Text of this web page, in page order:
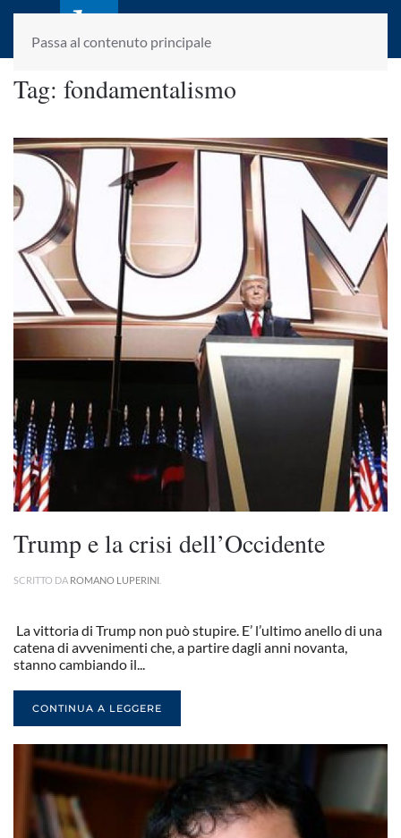
Passa al contenuto principale
laletteraturaenoi.it
fondato da Romano Luperini
Tag: fondamentalismo
Trump e la crisi dell’Occidente
SCRITTO DA ROMANO LUPERINI
La vittoria di Trump non può stupire. E’ l’ultimo anello di una
catena di avvenimenti che, a partire dagli anni novanta,
stanno cambiando il...
CONTINUA A LEGGERE